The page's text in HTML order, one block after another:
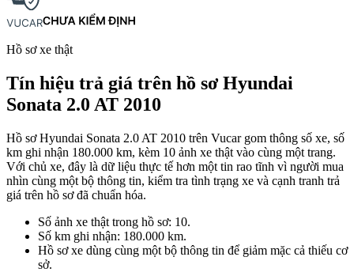
Hồ sơ xe thật
Tín hiệu trả giá trên hồ sơ Hyundai
Sonata 2.0 AT 2010
Hồ sơ Hyundai Sonata 2.0 AT 2010 trên Vucar gom thông số xe, số
km ghi nhận 180.000 km, kèm 10 ảnh xe thật vào cùng một trang.
Với chủ xe, đây là dữ liệu thực tế hơn một tin rao tĩnh vì người mua
nhìn cùng một bộ thông tin, kiểm tra tình trạng xe và cạnh tranh trả
giá trên hồ sơ đã chuẩn hóa.
Số ảnh xe thật trong hồ sơ: 10.
Số km ghi nhận: 180.000 km.
Hồ sơ xe dùng cùng một bộ thông tin để giảm mặc cả thiếu cơ
sở.